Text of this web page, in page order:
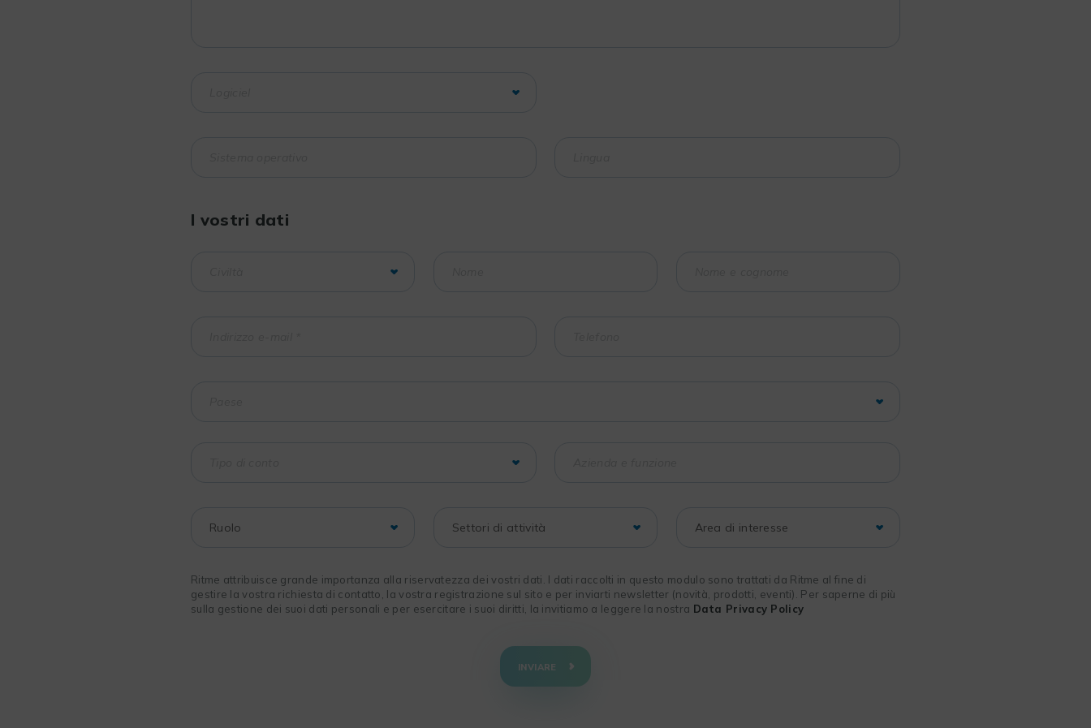
I vostri dati
Ritme attribuisce grande importanza alla riservatezza dei vostri dati. I dati raccolti in questo modulo sono trattati da Ritme al fine di
gestire la vostra richiesta di contatto, la vostra registrazione sul sito e per inviarti newsletter (novità, prodotti, eventi). Per saperne di più
sulla gestione dei suoi dati personali e per esercitare i suoi diritti, la invitiamo a leggere la nostra Data Privacy Policy
INVIARE